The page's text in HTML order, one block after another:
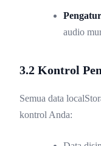
audio
3.2 Kontrol
Semua data
kontrol Anda: